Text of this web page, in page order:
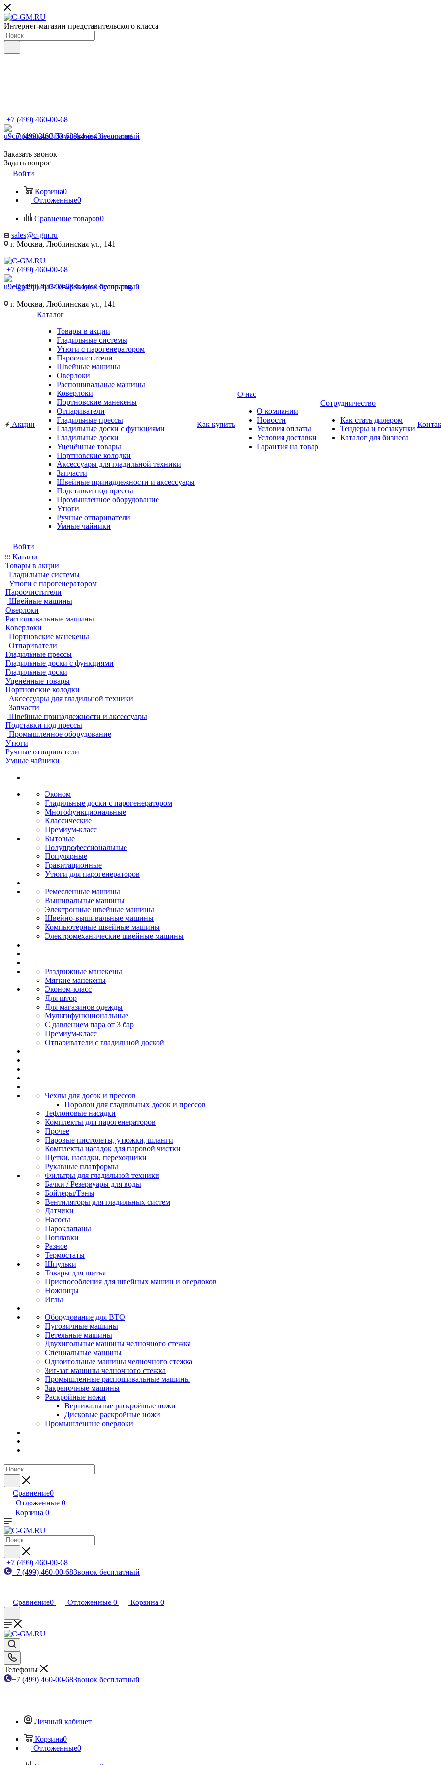
Интернет-магазин представительского класса
+7 (499) 460-00-68
+7 (499) 460-00-68Звонок бесплатный
Заказать звонок
Задать вопрос
Войти
Корзина0
Отложенные0
Сравнение товаров0
sales@c-gm.ru
г. Москва, Люблинская ул., 141
+7 (499) 460-00-68
+7 (499) 460-00-68Звонок бесплатный
г. Москва, Люблинская ул., 141
Акции
Каталог
Товары в акции
Гладильные системы
Утюги с парогенератором
Пароочистители
Швейные машины
Оверлоки
Распошивальные машины
Коверлоки
Портновские манекены
Отпариватели
Гладильные прессы
Гладильные доски с функциями
Гладильные доски
Уценённые товары
Портновские колодки
Аксессуары для гладильной техники
Запчасти
Швейные принадлежности и аксессуары
Подставки под прессы
Промышленное оборудование
Утюги
Ручные отпариватели
Умные чайники
Как купить
О нас
О компании
Новости
Условия оплаты
Условия доставки
Гарантия на товар
Сотрудничество
Как стать дилером
Тендеры и госзакупки
Каталог для бизнеса
Войти
Каталог
Товары в акции
Гладильные системы
Утюги с парогенератором
Пароочистители
Швейные машины
Оверлоки
Распошивальные машины
Коверлоки
Портновские манекены
Отпариватели
Гладильные прессы
Гладильные доски с функциями
Гладильные доски
Уценённые товары
Портновские колодки
Аксессуары для гладильной техники
Запчасти
Швейные принадлежности и аксессуары
Подставки под прессы
Промышленное оборудование
Утюги
Ручные отпариватели
Умные чайники
Эконом
Гладильные доски с парогенератором
Многофункциональные
Классические
Премиум-класс
Бытовые
Полупрофессиональные
Популярные
Гравитационные
Утюги для парогенераторов
Ремесленные машины
Вышивальные машины
Электронные швейные машины
Швейно-вышивальные машины
Компьютерные швейные машины
Электромеханические швейные машины
Раздвижные манекены
Мягкие манекены
Эконом-класс
Для штор
Для магазинов одежды
Мультифункциональные
С давлением пара от 3 бар
Премиум-класс
Отпариватели с гладильной доской
Чехлы для досок и прессов
Поролон для гладильных досок и прессов
Тефлоновые насадки
Комплекты для парогенераторов
Прочее
Паровые пистолеты, утюжки, шланги
Комплекты насадок для паровой чистки
Щетки, насадки, переходники
Рукавные платформы
Фильтры для гладильной техники
Бачки / Резервуары для воды
Бойлеры/Тэны
Вентиляторы для гладильных систем
Датчики
Насосы
Пароклапаны
Поплавки
Разное
Термостаты
Шпульки
Товары для шитья
Приспособления для швейных машин и оверлоков
Ножницы
Иглы
Оборудование для ВТО
Пуговичные машины
Петельные машины
Двухигольные машины челночного стежка
Специальные машины
Одноигольные машины челночного стежка
Зиг-заг машины челночного стежка
Промышленные распошивальные машины
Закрепочные машины
Раскройные ножи
Вертикальные раскройные ножи
Дисковые раскройные ножи
Промышленные оверлоки
Сравнение0
Отложенные 0
Корзина 0
+7 (499) 460-00-68
+7 (499) 460-00-68Звонок бесплатный
Сравнение0 Отложенные 0 Корзина 0
Телефоны
+7 (499) 460-00-68Звонок бесплатный
Личный кабинет
Корзина0
Отложенные0